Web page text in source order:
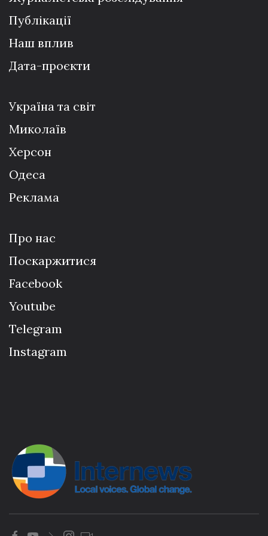
Публікації
Наш вплив
Дата-проєкти
Україна та світ
Миколаїв
Херсон
Одеса
Реклама
Про нас
Поскаржитися
Facebook
Youtube
Telegram
Instagram